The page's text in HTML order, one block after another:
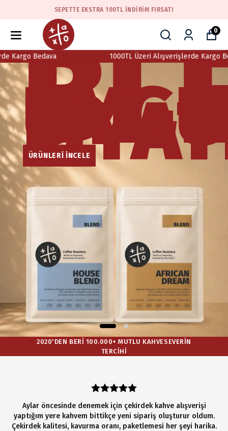
SEPETTE EKSTRA 100TL İNDIRIM FIRSATI
0
Bedava 1000TL Üzeri Alışverişlerde Kargo Bedava
ÜRÜNLERİ İNCELE
2020'DEN BERI 100.000+ MUTLU KAHVESEVERIN
TERCIHI
Aylar öncesinde denemek için çekirdek kahve alışverişi
yaptığım yere kahvem bittikçe yeni sipariş oluşturur oldum.
Çekirdek kalitesi, kavurma oranı, paketlemesi her şeyi harika.